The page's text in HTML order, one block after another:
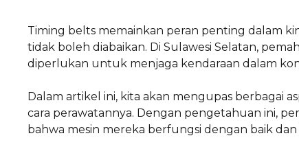
Timing belts memainkan peran penting dalam
tidak boleh diabaikan. Di Sulawesi Selatan,
diperlukan untuk menjaga kendaraan dalam
Dalam artikel ini, kita akan mengupas berbagai
cara perawatannya. Dengan pengetahuan ini,
bahwa mesin mereka berfungsi dengan baik dan